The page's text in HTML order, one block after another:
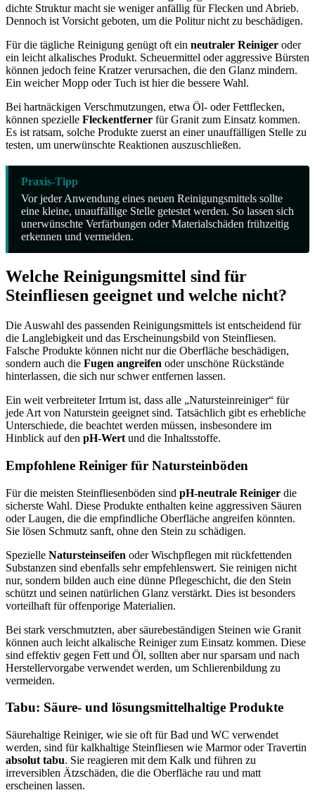
dichte Struktur macht sie weniger anfällig für Flecken und Abrieb.
Dennoch ist Vorsicht geboten, um die Politur nicht zu beschädigen.
Für die tägliche Reinigung genügt oft ein neutraler Reiniger oder
ein leicht alkalisches Produkt. Scheuermittel oder aggressive Bürsten
können jedoch feine Kratzer verursachen, die den Glanz mindern.
Ein weicher Mopp oder Tuch ist hier die bessere Wahl.
Bei hartnäckigen Verschmutzungen, etwa Öl- oder Fettflecken,
können spezielle Fleckentferner für Granit zum Einsatz kommen.
Es ist ratsam, solche Produkte zuerst an einer unauffälligen Stelle zu
testen, um unerwünschte Reaktionen auszuschließen.
Praxis-Tipp
Vor jeder Anwendung eines neuen Reinigungsmittels sollte
eine kleine, unauffällige Stelle getestet werden. So lassen sich
unerwünschte Verfärbungen oder Materialschäden frühzeitig
erkennen und vermeiden.
Welche Reinigungsmittel sind für
Steinfliesen geeignet und welche nicht?
Die Auswahl des passenden Reinigungsmittels ist entscheidend für
die Langlebigkeit und das Erscheinungsbild von Steinfliesen.
Falsche Produkte können nicht nur die Oberfläche beschädigen,
sondern auch die Fugen angreifen oder unschöne Rückstände
hinterlassen, die sich nur schwer entfernen lassen.
Ein weit verbreiteter Irrtum ist, dass alle „Natursteinreiniger“ für
jede Art von Naturstein geeignet sind. Tatsächlich gibt es erhebliche
Unterschiede, die beachtet werden müssen, insbesondere im
Hinblick auf den pH-Wert und die Inhaltsstoffe.
Empfohlene Reiniger für Natursteinböden
Für die meisten Steinfliesenböden sind pH-neutrale Reiniger die
sicherste Wahl. Diese Produkte enthalten keine aggressiven Säuren
oder Laugen, die die empfindliche Oberfläche angreifen könnten.
Sie lösen Schmutz sanft, ohne den Stein zu schädigen.
Spezielle Natursteinseifen oder Wischpflegen mit rückfettenden
Substanzen sind ebenfalls sehr empfehlenswert. Sie reinigen nicht
nur, sondern bilden auch eine dünne Pflegeschicht, die den Stein
schützt und seinen natürlichen Glanz verstärkt. Dies ist besonders
vorteilhaft für offenporige Materialien.
Bei stark verschmutzten, aber säurebeständigen Steinen wie Granit
können auch leicht alkalische Reiniger zum Einsatz kommen. Diese
sind effektiv gegen Fett und Öl, sollten aber nur sparsam und nach
Herstellervorgabe verwendet werden, um Schlierenbildung zu
vermeiden.
Tabu: Säure- und lösungsmittelhaltige Produkte
Säurehaltige Reiniger, wie sie oft für Bad und WC verwendet
werden, sind für kalkhaltige Steinfliesen wie Marmor oder Travertin
absolut tabu. Sie reagieren mit dem Kalk und führen zu
irreversiblen Ätzschäden, die die Oberfläche rau und matt
erscheinen lassen.